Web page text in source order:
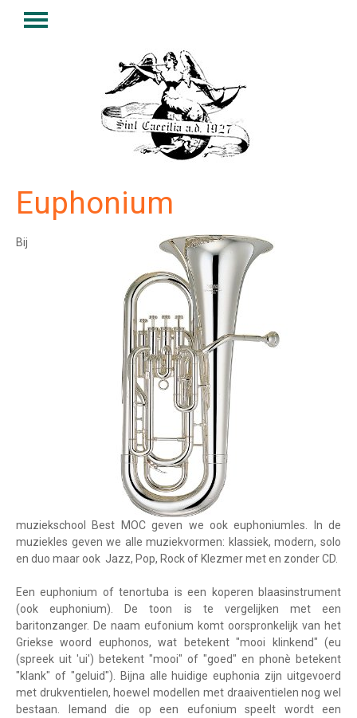
Euphonium
Bij
muziekschool Best MOC geven we ook euphoniumles. In de
muziekles geven we alle muziekvormen: klassiek, modern, solo
en duo maar ook Jazz, Pop, Rock of Klezmer met en zonder CD.
Een euphonium of tenortuba is een koperen blaasinstrument
(ook euphonium). De toon is te vergelijken met een
baritonzanger. De naam eufonium komt oorspronkelijk van het
Griekse woord euphonos, wat betekent "mooi klinkend" (eu
(spreek uit 'ui') betekent "mooi" of "goed" en phonè betekent
"klank" of "geluid"). Bijna alle huidige euphonia zijn uitgevoerd
met drukventielen, hoewel modellen met draaiventielen nog wel
bestaan. Iemand die op een eufonium speelt wordt een